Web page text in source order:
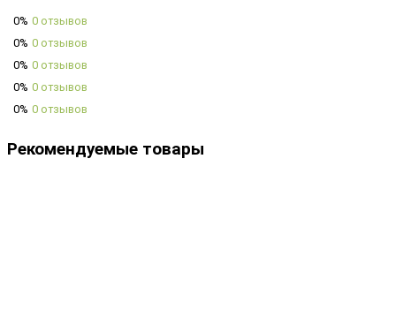
0% 0 отзывов
0% 0 отзывов
0% 0 отзывов
0% 0 отзывов
0% 0 отзывов
Рекомендуемые товары